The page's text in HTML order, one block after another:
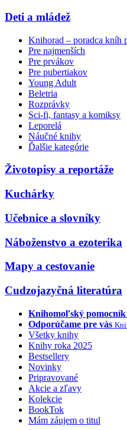
Deti a mládež
Knihorad – poradca kníh
Pre najmenších
Pre prvákov
Pre pubertiakov
Young Adult
Beletria
Rozprávky
Sci-fi, fantasy a komiksy
Leporelá
Náučné knihy
Ďalšie kategórie
Životopisy a reportáže
Kuchárky
Učebnice a slovníky
Náboženstvo a ezoterika
Mapy a cestovanie
Cudzojazyčná literatúra
Knihomoľský pomocník
Odporúčame pre vás
Všetky knihy
Knihy roka 2025
Bestsellery
Novinky
Pripravované
Akcie a zľavy
Kolekcie
BookTok
Mám záujem o titul